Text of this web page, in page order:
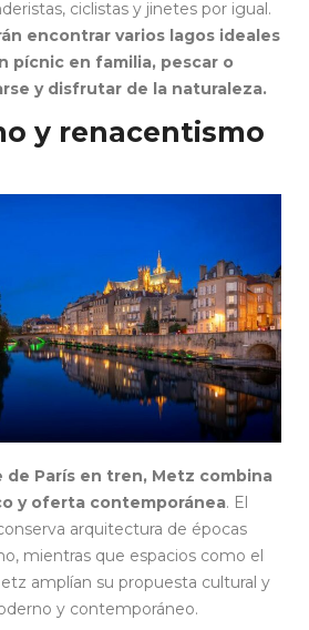
ciclistas y jinetes por igual.
encontrar varios lagos ideales
pícnic en familia, pescar o
y disfrutar de la naturaleza.
y renacentismo
de París en tren, Metz combina
y oferta contemporánea. El
arquitectura de épocas
mientras que espacios como el
amplían su propuesta cultural y
y contemporáneo.